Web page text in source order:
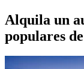
Alquila un
populares de